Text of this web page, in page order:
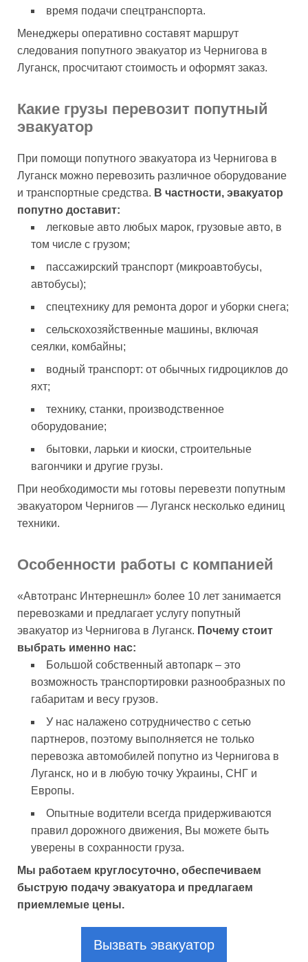
время подачи спецтранспорта.
Менеджеры оперативно составят маршрут
следования попутного эвакуатор из Чернигова в
Луганск, просчитают стоимость и оформят заказ.
Какие грузы перевозит попутный
эвакуатор
При помощи попутного эвакуатора из Чернигова в
Луганск можно перевозить различное оборудование
и транспортные средства. В частности, эвакуатор
попутно доставит:
легковые авто любых марок, грузовые авто, в
том числе с грузом;
пассажирский транспорт (микроавтобусы,
автобусы);
спецтехнику для ремонта дорог и уборки снега;
сельскохозяйственные машины, включая
сеялки, комбайны;
водный транспорт: от обычных гидроциклов до
яхт;
технику, станки, производственное
оборудование;
бытовки, ларьки и киоски, строительные
вагончики и другие грузы.
При необходимости мы готовы перевезти попутным
эвакуатором Чернигов — Луганск несколько единиц
техники.
Особенности работы с компанией
«Автотранс Интернешнл» более 10 лет занимается
перевозками и предлагает услугу попутный
эвакуатор из Чернигова в Луганск. Почему стоит
выбрать именно нас:
Большой собственный автопарк – это
возможность транспортировки разнообразных по
габаритам и весу грузов.
У нас налажено сотрудничество с сетью
партнеров, поэтому выполняется не только
перевозка автомобилей попутно из Чернигова в
Луганск, но и в любую точку Украины, СНГ и
Европы.
Опытные водители всегда придерживаются
правил дорожного движения, Вы можете быть
уверены в сохранности груза.
Мы работаем круглосуточно, обеспечиваем
быструю подачу эвакуатора и предлагаем
приемлемые цены.
Вызвать эвакуатор